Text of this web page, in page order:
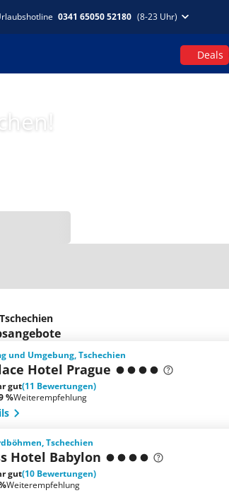
0341 65050 52180 (8-23 Uhr)
Deals
und Umgebung, Tschechien
Hotel Prague
gut(11 Bewertungen)
%Weiterempfehlung
Tschechien
Hotel Babylon
gut(10 Bewertungen)
Weiterempfehlung